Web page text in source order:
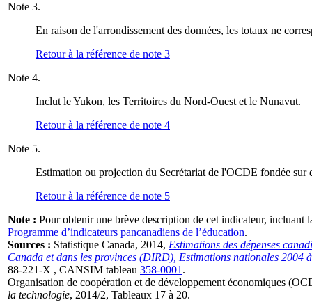
Note 3.
En raison de l'arrondissement des données, les totaux ne
Retour à la référence de note 3
Note 4.
Inclut le Yukon, les Territoires du Nord-Ouest et le Nunavut.
Retour à la référence de note 4
Note 5.
Estimation ou projection du Secrétariat de l'OCDE fondée sur
Retour à la référence de note 5
Note : Pour obtenir une brève description de cet indicateur,
Programme d’indicateurs pancanadiens de l’éducation.
Sources : Statistique Canada, 2014, Estimations des dépenses
Canada et dans les provinces (DIRD), Estimations nationales 2004
88-221-X , CANSIM tableau 358-0001 .
Organisation de coopération et de développement économiques
la technologie, 2014/2, Tableaux 17 à 20.